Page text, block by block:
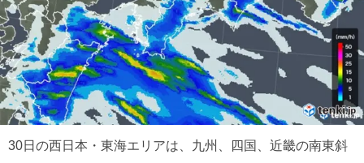
30日の西日本・東海エリアは、九州、四国、近畿の南東斜